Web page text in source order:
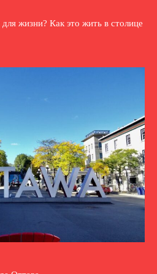
жизни? Как это жить в столице